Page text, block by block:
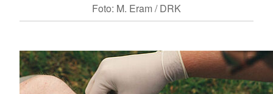
Foto: M. Eram / DRK